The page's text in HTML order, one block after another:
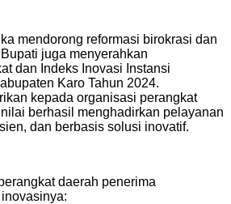
mendorong reformasi birokrasi dan
juga menyerahkan
dan Indeks Inovasi Instansi
Karo Tahun 2024.
kepada organisasi perangkat
berhasil menghadirkan pelayanan
dan berbasis solusi inovatif.
daerah penerima